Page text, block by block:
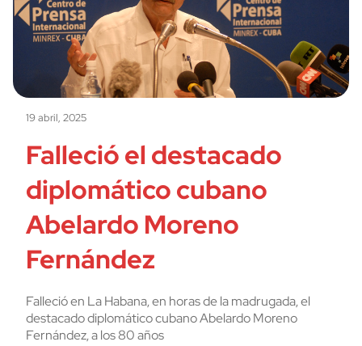
19 abril, 2025
Falleció el destacado
diplomático cubano
Abelardo Moreno
Fernández
Falleció en La Habana, en horas de la madrugada, el
destacado diplomático cubano Abelardo Moreno
Fernández, a los 80 años